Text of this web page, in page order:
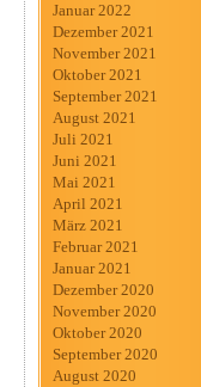
Januar 2022
Dezember 2021
November 2021
Oktober 2021
September 2021
August 2021
Juli 2021
Juni 2021
Mai 2021
April 2021
März 2021
Februar 2021
Januar 2021
Dezember 2020
November 2020
Oktober 2020
September 2020
August 2020